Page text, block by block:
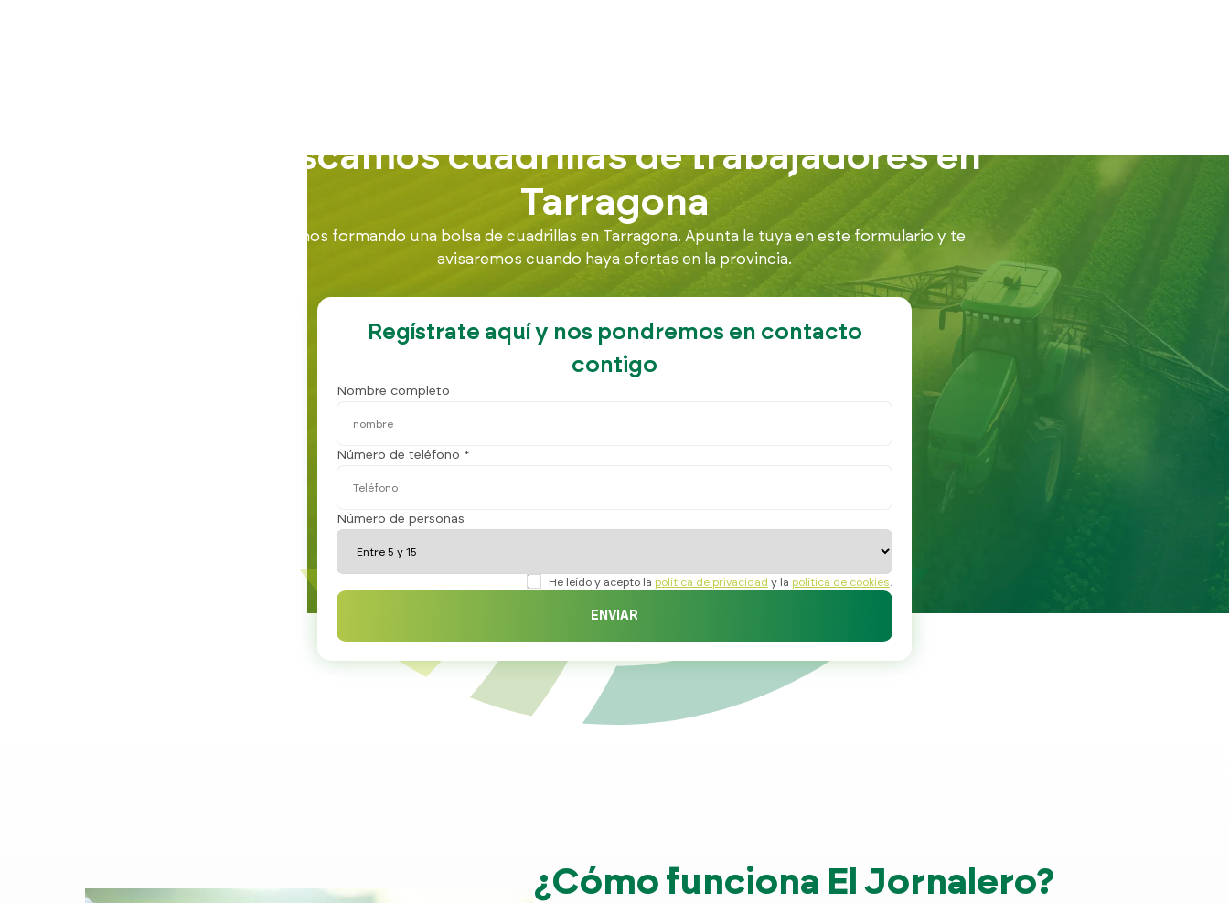
Buscamos cuadrillas de trabajadores en
Tarragona
Estamos formando una bolsa de cuadrillas en Tarragona. Apunta la tuya en este formulario y te
avisaremos cuando haya ofertas en la provincia.
Regístrate aquí y nos pondremos en contacto
contigo
Nombre completo
Número de teléfono *
Número de personas
He leído y acepto la política de privacidad y la política de cookies
ENVIAR
¿Cómo funciona El Jornalero?